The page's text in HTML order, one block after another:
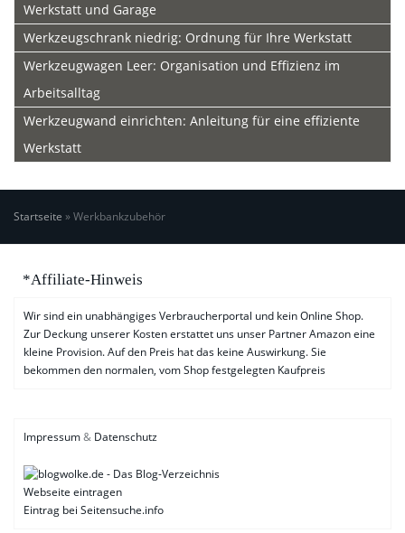
Werkstatt und Garage
Werkzeugschrank niedrig: Ordnung für Ihre Werkstatt
Werkzeugwagen Leer: Organisation und Effizienz im
Arbeitsalltag
Werkzeugwand einrichten: Anleitung für eine effiziente
Werkstatt
Startseite »Werkbankzubehör
*Affiliate-Hinweis
Wir sind ein unabhängiges Verbraucherportal und kein Online Shop.
Zur Deckung unserer Kosten erstattet uns unser Partner Amazon eine
kleine Provision. Auf den Preis hat das keine Auswirkung. Sie
bekommen den normalen, vom Shop festgelegten Kaufpreis
Impressum& Datenschutz
Webseite eintragen
Eintrag bei Seitensuche.info